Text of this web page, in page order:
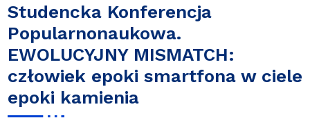
Studencka Konferencja
Popularnonaukowa.
EWOLUCYJNY MISMATCH:
człowiek epoki smartfona w ciele
epoki kamienia